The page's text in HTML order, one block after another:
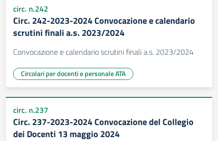
circ. n.242
Circ. 242-2023-2024 Convocazione e calendario
scrutini finali a.s. 2023/2024
Convocazione e calendario scrutini finali a.s. 2023/2024
Circolari per docenti e personale ATA
circ. n.237
Circ. 237-2023-2024 Convocazione del Collegio
dei Docenti 13 maggio 2024